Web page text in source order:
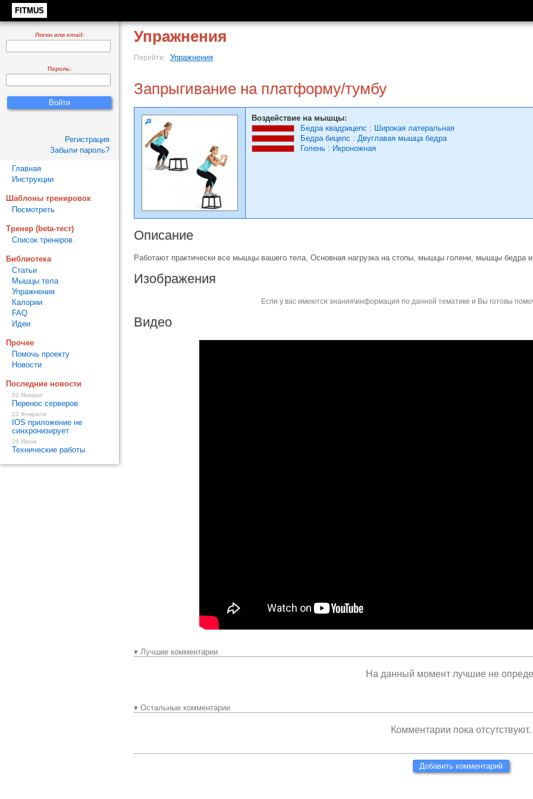
FITMUS
Упражнения
Перейти: Упражнения
Запрыгивание на платформу/тумбу
Воздействие на мышцы:
Бедра квадрицепс : Широкая латеральная
Бедра бицепс : Двуглавая мышца бедра
Голень : Икроножная
Описание
Работают практически все мышцы вашего тела, Основная нагрузка на стопы, мышцы голени, мышцы бедра
Изображения
Если у вас имеются знания\информация по данной тематике и Вы готовы
Видео
▾ Лучшие комментарии
На данный момент лучшие не
▾ Остальные комментарии
Комментарии пока отсутствуют.
Добавить комментарий
Логин или email:
Пароль:
Регистрация
Забыли пароль?
Главная
Инструкции
Шаблоны тренировок
Посмотреть
Тренер (beta-тест)
Список тренеров
Библиотека
Статьи
Мышцы тела
Упражнения
Калории
FAQ
Идеи
Прочее
Помочь проекту
Новости
Последние новости
02 Января
Перенос серверов
22 Февраля
IOS приложение не
синхронизирует
20 Июня
Технические работы